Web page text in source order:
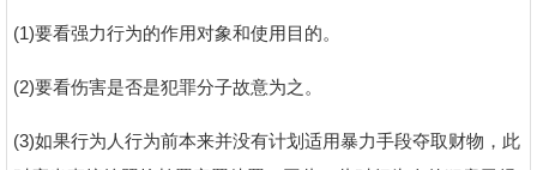
(1)要看强力行为的作用对象和使用目的。
(2)要看伤害是否是犯罪分子故意为之。
(3)如果行为人行为前本来并没有计划适用暴力手段夺取财物，此